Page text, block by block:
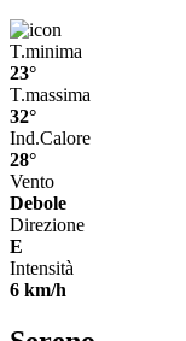
T.minima
23°
T.massima
32°
Ind.Calore
28°
Vento
Debole
Direzione
E
Intensità
6 km/h